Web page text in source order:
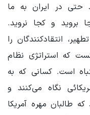
حتی در ایران به ما
بروید و کجا نروید.
انتقادکنندگان را
که استراتژی نظام
است. کسانی که به
نگاه می‌کنند و
طالبان مهره آمریکا